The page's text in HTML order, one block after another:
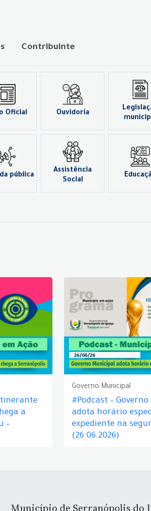
Contribuinte
Oficial Ouvidoria
pública
Assistência
Social
a
–
Governo Municipal
#Podcast –
adota horário
expediente na
(26.06.2026)
Município de Serranópolis do